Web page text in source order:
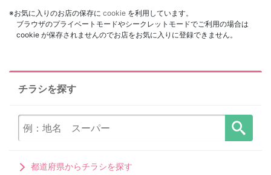
※お気に入りのお店の保存に cookie を利用しています。
ブラウザのプライベートモードやシークレットモードでご利用の場合は
cookie が保存されませんのでお店をお気に入りに登録できません。
チラシを探す
都道府県からチラシを探す